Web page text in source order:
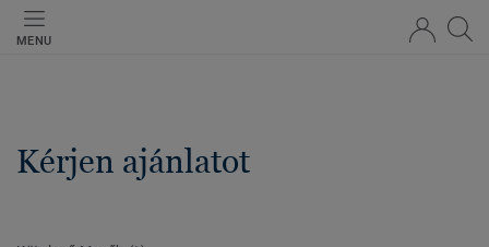
MENU
Kérjen ajánlatot